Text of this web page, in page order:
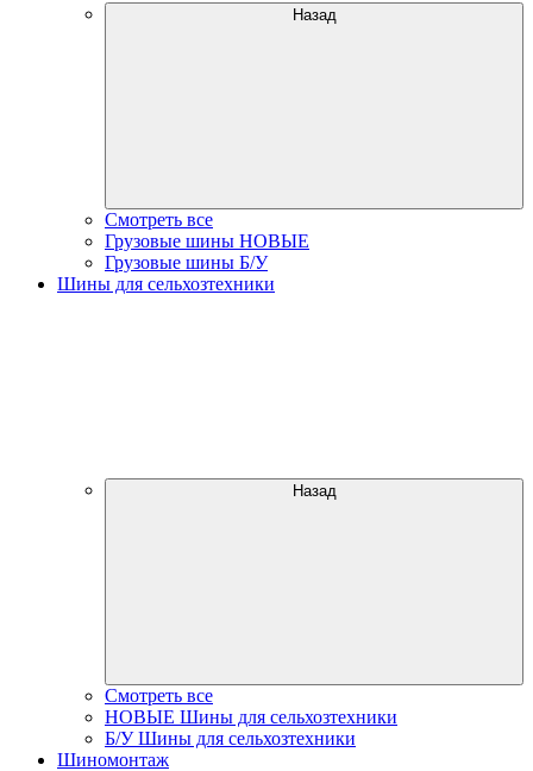
Назад
Смотреть все
Грузовые шины НОВЫЕ
Грузовые шины Б/У
Шины для сельхозтехники
Назад
Смотреть все
НОВЫЕ Шины для сельхозтехники
Б/У Шины для сельхозтехники
Шиномонтаж